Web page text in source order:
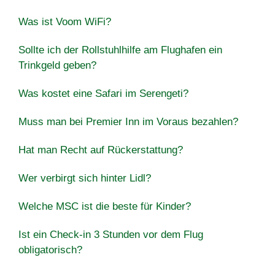
Was ist Voom WiFi?
Sollte ich der Rollstuhlhilfe am Flughafen ein
Trinkgeld geben?
Was kostet eine Safari im Serengeti?
Muss man bei Premier Inn im Voraus bezahlen?
Hat man Recht auf Rückerstattung?
Wer verbirgt sich hinter Lidl?
Welche MSC ist die beste für Kinder?
Ist ein Check-in 3 Stunden vor dem Flug
obligatorisch?